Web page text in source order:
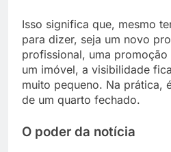
Isso significa que, mesmo
para dizer, seja um novo
profissional, uma
um imóvel, a visibilidade
muito pequeno. Na prática,
de um quarto fechado.
O poder da notícia